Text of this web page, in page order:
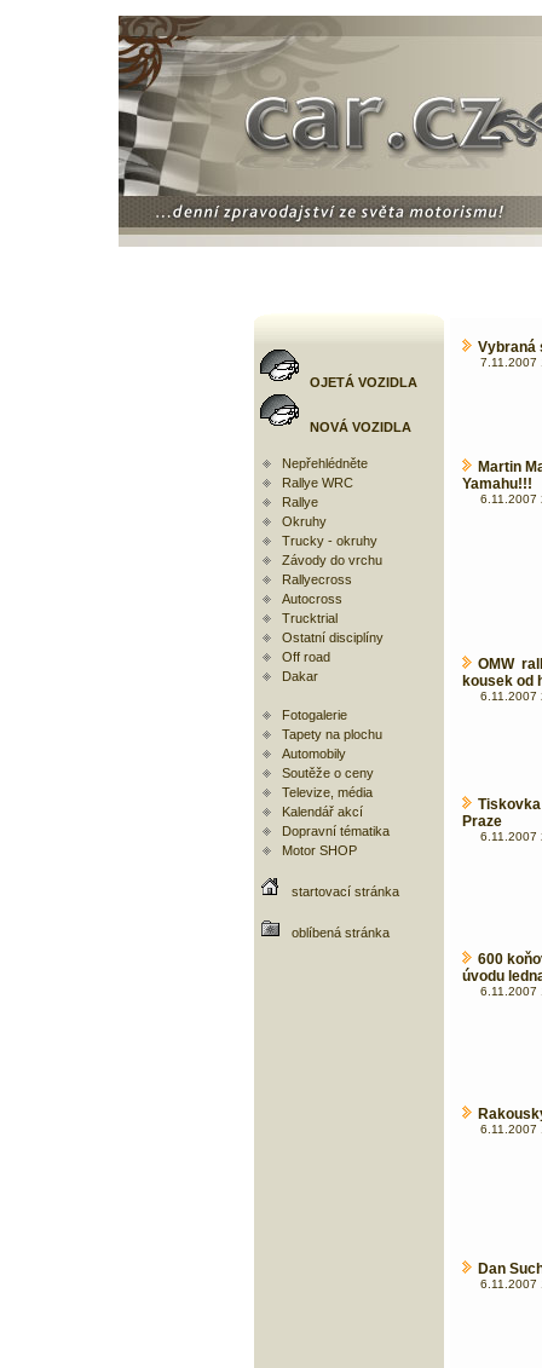
OJETÁ VOZIDLA
NOVÁ VOZIDLA
Nepřehlédněte
Rallye WRC
Rallye
Okruhy
Trucky - okruhy
Závody do vrchu
Rallyecross
Autocross
Trucktrial
Ostatní disciplíny
Off road
Dakar
Fotogalerie
Tapety na plochu
Automobily
Soutěže o ceny
Televize, média
Kalendář akcí
Dopravní tématika
Motor SHOP
startovací stránka
oblíbená stránka
Vybraná
7.11.2007
Martin
Yamahu!!!
6.11.2007
OMW
kousek od
6.11.2007
Praze
6.11.2007
600
úvodu
6.11.2007
6.11.2007
Dan
6.11.2007